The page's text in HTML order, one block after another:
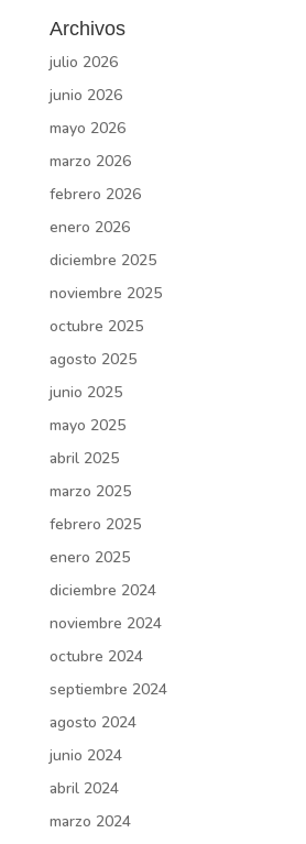
Archivos
julio 2026
junio 2026
mayo 2026
marzo 2026
febrero 2026
enero 2026
diciembre 2025
noviembre 2025
octubre 2025
agosto 2025
junio 2025
mayo 2025
abril 2025
marzo 2025
febrero 2025
enero 2025
diciembre 2024
noviembre 2024
octubre 2024
septiembre 2024
agosto 2024
junio 2024
abril 2024
marzo 2024